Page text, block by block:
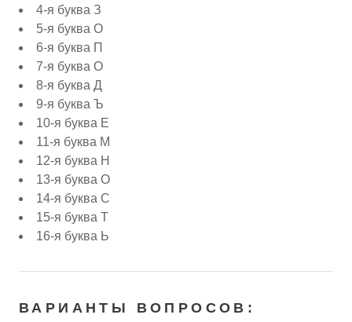
4-я буква З
5-я буква О
6-я буква П
7-я буква О
8-я буква Д
9-я буква Ъ
10-я буква Е
11-я буква М
12-я буква Н
13-я буква О
14-я буква С
15-я буква Т
16-я буква Ь
ВАРИАНТЫ ВОПРОСОВ: